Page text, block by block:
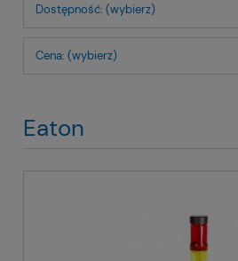
Dostępność: (wybierz)
Cena: (wybierz)
Eaton